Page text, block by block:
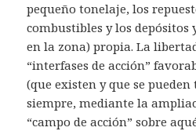
pequeño tonelaje, los
combustibles y los depósitos
en la zona) propia. La
“interfases de acción”
(que existen y que se
siempre, mediante la
“campo de acción” sobre